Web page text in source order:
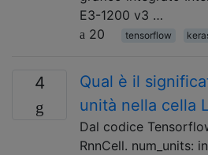
E3-1200 v3 …
20
tensorflow
4
Qual è il
unità nella cella
Dal codice
RnnCell. num_units: